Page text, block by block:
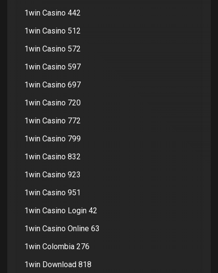
1win Casino 442
1win Casino 512
1win Casino 572
1win Casino 597
1win Casino 697
1win Casino 720
1win Casino 772
1win Casino 799
1win Casino 832
1win Casino 923
1win Casino 951
1win Casino Login 42
1win Casino Online 63
1win Colombia 276
1win Download 818